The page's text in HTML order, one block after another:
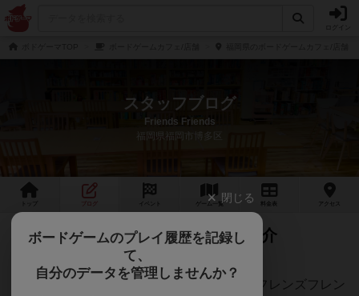
スタッフブログ
Friends Friends
福岡県福岡市博多区
ゲーム 一覧 料金 アクセス
7月のイベントスケジュールをご紹介
こんにちは！福岡博多ボードゲームカフェフレンズフレン
閉じる
ボードゲームのプレイ履歴を記録し
て、
自分のデータを管理しませんか？